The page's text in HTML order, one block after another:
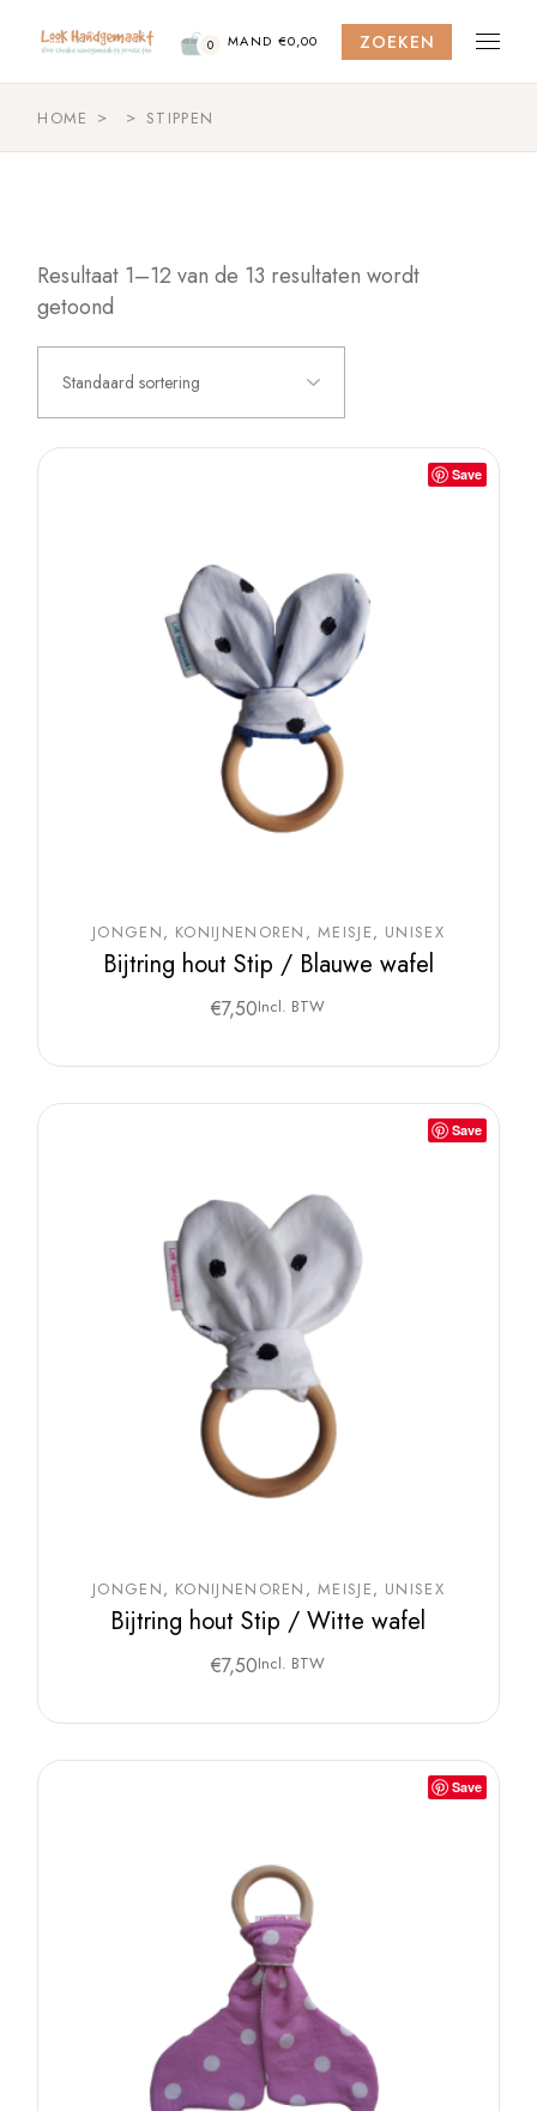
content
0 MAND €0,00 ZOEKEN
HOME STIPPEN
Resultaat 1–12 van de 13 resultaten wordt
getoond
Standaard sortering
Save
JONGEN KONIJNENOREN MEISJE UNISEX
Bijtring hout Stip / Blauwe wafel
€7,50Incl. BTW
Save
JONGEN KONIJNENOREN MEISJE UNISEX
Bijtring hout Stip / Witte wafel
€7,50Incl. BTW
Save